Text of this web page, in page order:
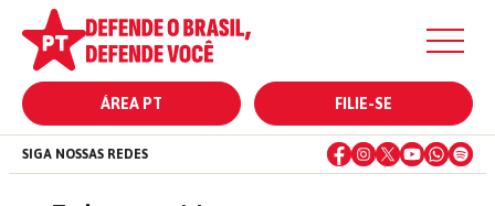
ÁREA PT FILIE-SE
SIGA NOSSAS REDES